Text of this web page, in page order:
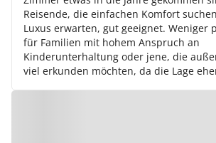
Reisende, die einfachen Komfort
Luxus erwarten, gut geeignet. Weniger
für Familien mit hohem Anspruch an
Kinderunterhaltung oder jene, die
viel erkunden möchten, da die Lage